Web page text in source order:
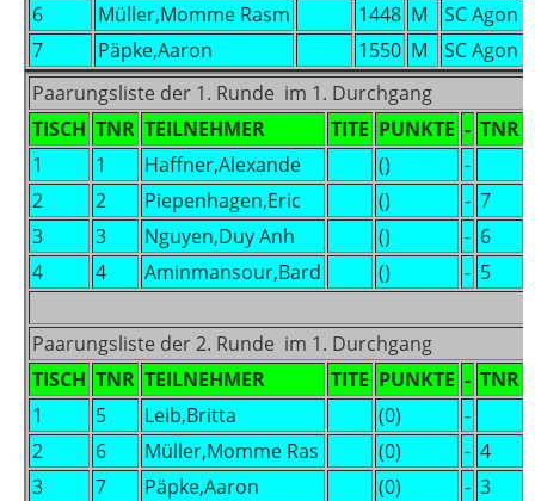
6
Müller,Momme Rasm 1448 M
SC Agon
7
Päpke,Aaron 1550 M
SC Agon
Paarungsliste der 1. Runde im 1. Durchgang
TISCH TNR TEILNEHMER TITE PUNKTE - TNR
1
1 Haffner,Alexande ()
-
2
2 Piepenhagen,Eric () - 7
3
3 Nguyen,Duy Anh () - 6
4
4 Aminmansour,Bard () - 5
Paarungsliste der 2. Runde im 1. Durchgang
TISCH TNR TEILNEHMER TITE PUNKTE - TNR
1
5 Leib,Britta (0)
-
2
6 Müller,Momme Ras (0) - 4
3
7 Päpke,Aaron (0) - 3